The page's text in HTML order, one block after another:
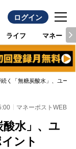
ログイン
ライフ マネー
く「無糖炭酸水」、ユー
マネーポストWEB
水」、ユ
イント